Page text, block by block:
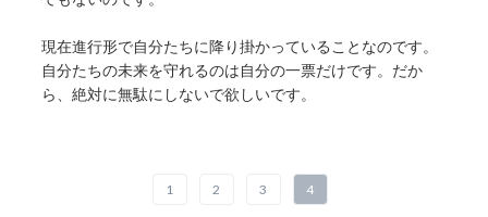
現在進行形で自分たちに降り掛かっていることなのです。
自分たちの未来を守れるのは自分の一票だけです。だか
ら、絶対に無駄にしないで欲しいです。
1 2 3 4